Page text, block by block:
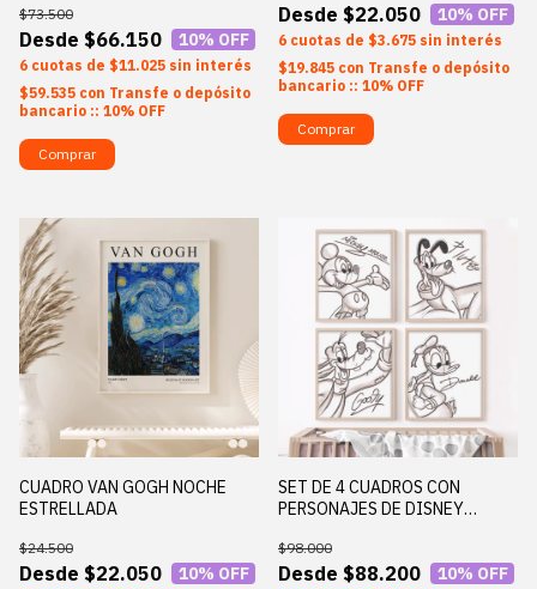
$66.150
$73.500
10% OFF
6 $11.025 sin interés
$59.535 con Transfe o depósito
bancario :: 10% OFF
Comprar
$22.050 10% OFF
6 $3.675 sin interés
$19.845 con Transfe o depósito
bancario :: 10% OFF
Comprar
CUADRO VAN GOGH NOCHE
ESTRELLADA
$22.050
$24.500
10% OFF
SET DE 4 CUADROS CON
PERSONAJES DE DISNEY
DONALD)
$88.200
$98.000
10% OFF